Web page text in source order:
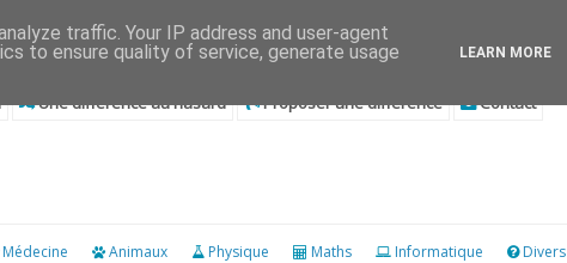
Une différence au hasard Proposer une différence Contact
Médecine Animaux Physique Maths Informatique Divers
traffic. Your IP address and user-agent
to ensure quality of service, generate usage
LEARN MORE